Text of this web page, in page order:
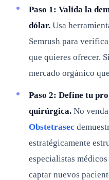
Paso 1: Valida la
dólar. Usa
Semrush para
que quieres ofrecer.
mercado orgánico
Paso 2: Define tu
quirúrgica. No
Obstetrasec
estratégicamente
especialistas
captar nuevos